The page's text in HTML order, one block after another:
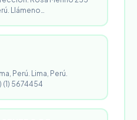
Llámeno…
Perú. Lima, Perú.
(1) 5674454